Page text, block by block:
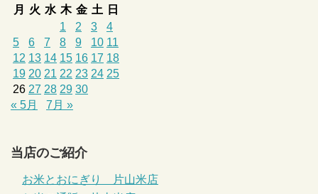
月
火 水 木 金 土
日
1
2 3
4
5
6 7 8 9 10 11
12 13 14 15 16 17 18
19 20 21 22 23 24 25
26 27 28 29 30
« 5月
7月 »
当店のご紹介
お米とおにぎり 片山米店